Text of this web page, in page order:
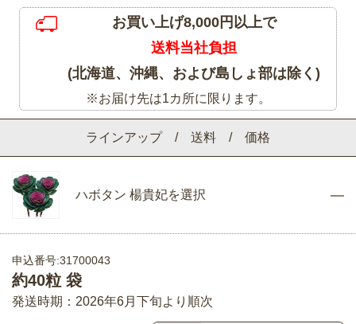
ラインアップ / 送料 / 価格
ハボタン 楊貴妃を選択
申込番号:31700043
約40粒 袋
発送時期：2026年6月下旬より順次
お買い上げ8,000円以上で
送料当社負担
(北海道、沖縄、および島しょ部は除く)
※お届け先は1カ所に限ります。